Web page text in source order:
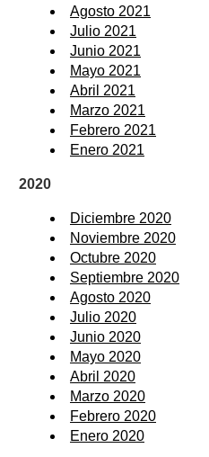
Agosto 2021
Julio 2021
Junio 2021
Mayo 2021
Abril 2021
Marzo 2021
Febrero 2021
Enero 2021
2020
Diciembre 2020
Noviembre 2020
Octubre 2020
Septiembre 2020
Agosto 2020
Julio 2020
Junio 2020
Mayo 2020
Abril 2020
Marzo 2020
Febrero 2020
Enero 2020